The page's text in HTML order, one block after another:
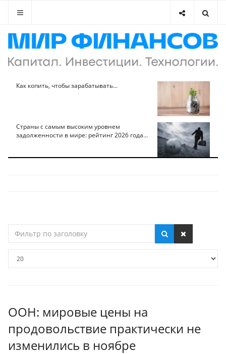
Как копить, чтобы зарабатывать...
Страны с самым высоким уровнем
задолженности в мире: рейтинг 2026 года...
по
ООН: мировые цены на
продовольствие практически не
изменились в ноябре